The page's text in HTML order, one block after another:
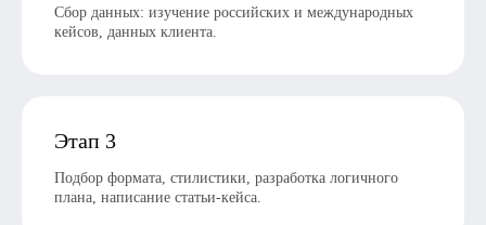
Сбор данных: изучение российских и международных
кейсов, данных клиента.
Этап 3
Подбор формата, стилистики, разработка логичного
плана, написание статьи-кейса.